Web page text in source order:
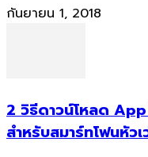
กันยายน 1, 2018
2 วิธีดาวน์โหลด
สำหรับสมาร์ทโฟนหัว